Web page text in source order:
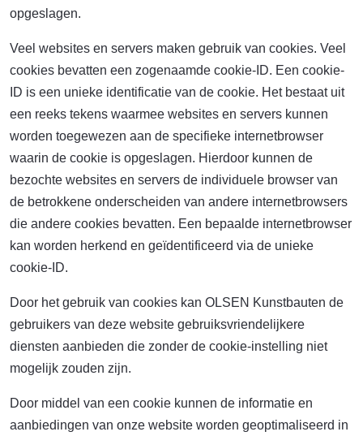
opgeslagen.
Veel websites en servers maken gebruik van cookies. Veel
cookies bevatten een zogenaamde cookie-ID. Een cookie-
ID is een unieke identificatie van de cookie. Het bestaat uit
een reeks tekens waarmee websites en servers kunnen
worden toegewezen aan de specifieke internetbrowser
waarin de cookie is opgeslagen. Hierdoor kunnen de
bezochte websites en servers de individuele browser van
de betrokkene onderscheiden van andere internetbrowsers
die andere cookies bevatten. Een bepaalde internetbrowser
kan worden herkend en geïdentificeerd via de unieke
cookie-ID.
Door het gebruik van cookies kan OLSEN Kunstbauten de
gebruikers van deze website gebruiksvriendelijkere
diensten aanbieden die zonder de cookie-instelling niet
mogelijk zouden zijn.
Door middel van een cookie kunnen de informatie en
aanbiedingen van onze website worden geoptimaliseerd in